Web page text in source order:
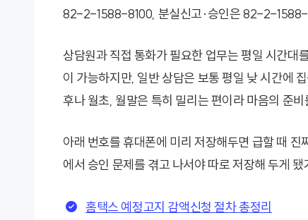
82-2-1588-8100, 분실신고·승인은 82-2-
상담원과 직접 통화가 필요한 업무는 평일 시간대
이 가능하지만, 일반 상담은 보통 평일 낮 시간에
후나 월초, 월말은 특히 밀리는 편이라 마음의 준
아래 번호를 휴대폰에 미리 저장해두면 급할 때
에서 승인 문제를 겪고 나서야 따로 저장해 두게 됐
홈택스 예정고지 감액신청 절차 총정리